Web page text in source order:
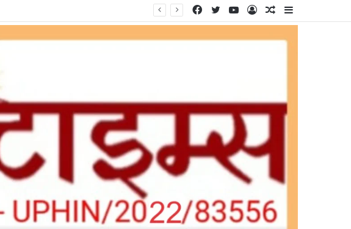
Sidebar
Random
Log
YouTube
Twitter
Facebook